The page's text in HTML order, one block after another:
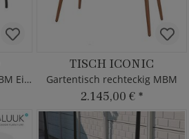
Gartentisch rechteckig MBM Eisen
TISCH ICONIC
Gartentisch rechteckig MBM
2.145,00 € *